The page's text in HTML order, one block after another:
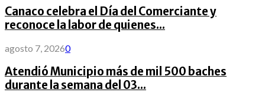
Canaco celebra el Día del Comerciante y
reconoce la labor de quienes...
agosto 7, 20260
Atendió Municipio más de mil 500 baches
durante la semana del 03...